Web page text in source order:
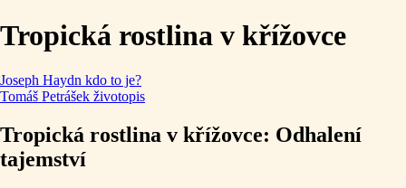
Tropická rostlina v křížovce
Joseph Haydn kdo to je?
Tomáš Petrášek životopis
Tropická rostlina v křížovce: Odhalení
tajemství